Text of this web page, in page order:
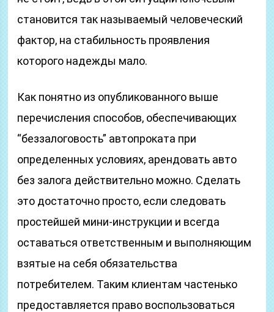
становится так называемый человеческий
фактор, на стабильность проявления
которого надежды мало.
Как понятно из опубликованного выше
перечисления способов, обеспечивающих
“беззалоговость” автопроката при
определенных условиях, арендовать авто
без залога действительно можно. Сделать
это достаточно просто, если следовать
простейшей мини-инструкции и всегда
оставаться ответственным и выполняющим
взятые на себя обязательства
потребителем. Таким клиентам частенько
предоставляется право воспользоваться